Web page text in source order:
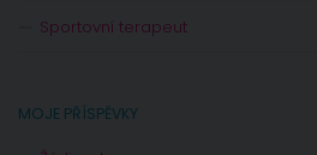
Sportovní terapeut
MOJE PŘÍSPĚVKY